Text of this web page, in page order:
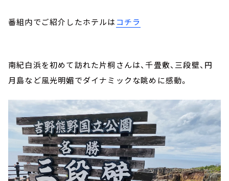
番組内でご紹介したホテルは コチラ
南紀白浜を初めて訪れた片桐さんは、千畳敷、三段壁、円
月島など風光明媚でダイナミックな眺めに感動。